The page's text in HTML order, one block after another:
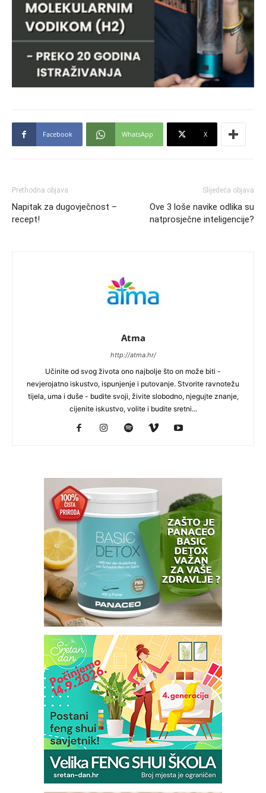
Facebook WhatsApp X
Prethodna objava
Napitak za dugovječnost –
recept!
Slijedeća objava
Ove 3 loše navike odlika su
natprosječne inteligencije?
Atma
http://atma.hr/
Učinite od svog života ono najbolje što on može biti -
nevjerojatno iskustvo, ispunjenje i putovanje. Stvorite ravnotežu
tijela, uma i duše - budite svoji, živite slobodno, njegujte znanje,
cijenite iskustvo, volite i budite sretni...